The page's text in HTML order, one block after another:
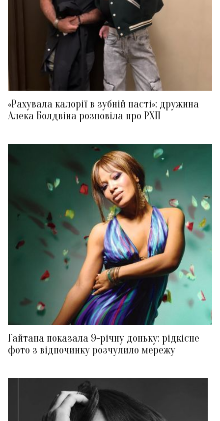
«Рахувала калорії в зубній пасті»: дружина
Алека Болдвіна розповіла про РХП
Гайтана показала 9-річну доньку: рідкісне
фото з відпочинку розчулило мережу